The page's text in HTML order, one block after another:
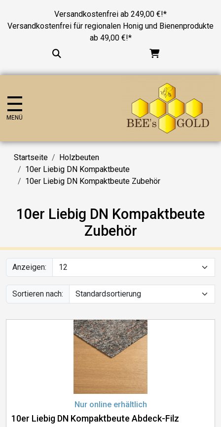
Versandkostenfrei ab 249,00 €!*
Versandkostenfrei für regionalen Honig und Bienenprodukte
ab 49,00 €!*
MENÜ
Startseite
Holzbeuten
10er Liebig DN Kompaktbeute
10er Liebig DN Kompaktbeute Zubehör
10er Liebig DN Kompaktbeute
Zubehör
Anzeigen:
Sortieren nach:
Nur online erhältlich
10er Liebig DN Kompaktbeute Abdeck-Filz